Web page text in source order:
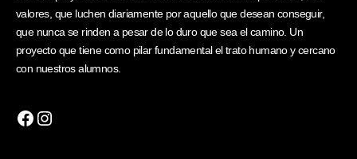
valores, que luchen diariamente por aquello que desean conseguir,
que nunca se rinden a pesar de lo duro que sea el camino. Un
proyecto que tiene como pilar fundamental el trato humano y cercano
con nuestros alumnos.